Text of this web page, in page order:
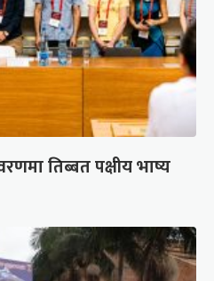
तिब्बत पक्षीय भाष्य